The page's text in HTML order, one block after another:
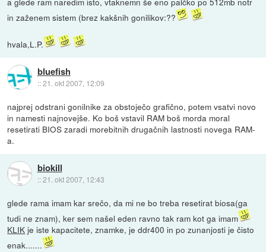
in zaženem sistem (brez kakšnih gonilikov:??
hvala,L.P.
bluefish
::21. okt 2007, 12:09
najprej odstrani gonilnike za obstoječo grafično, potem vsatvi novo
in namesti najnovejše. Ko boš vstavil RAM boš morda moral
resetirati BIOS zaradi morebitnih drugačnih lastnosti novega RAM-
a.
biokill
::21. okt 2007, 12:43
glede rama imam kar srečo, da mi ne bo treba resetirat biosa(ga
tudi ne znam), ker sem našel eden ravno tak ram kot ga imam
KLIK je iste kapacitete, znamke, je ddr400 in po zunanjosti je čisto
enak.......